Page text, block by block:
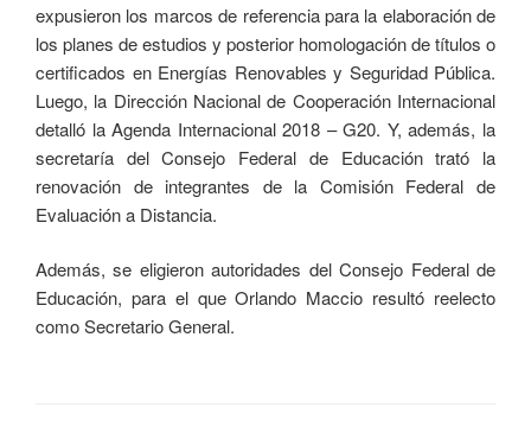
expusieron los marcos de referencia para la elaboración de
los planes de estudios y posterior homologación de títulos o
certificados en Energías Renovables y Seguridad Pública.
Luego, la Dirección Nacional de Cooperación Internacional
detalló la Agenda Internacional 2018 – G20. Y, además, la
secretaría del Consejo Federal de Educación trató la
renovación de integrantes de la Comisión Federal de
Evaluación a Distancia.
Además, se eligieron autoridades del Consejo Federal de
Educación, para el que Orlando Maccio resultó reelecto
como Secretario General.